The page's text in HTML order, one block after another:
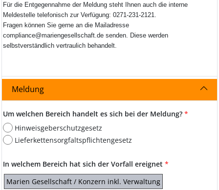
Für die Entgegennahme der Meldung steht Ihnen auch die interne
Meldestelle telefonisch zur Verfügung: 0271-231-2121.
Fragen können Sie gerne an die Mailadresse
compliance@mariengesellschaft.de senden. Diese werden
selbstverständlich vertraulich behandelt.
Meldung
Um welchen Bereich handelt es sich bei der Meldung? *
Hinweisgeberschutzgesetz
Lieferkettensorgfaltspflichtengesetz
In welchem Bereich hat sich der Vorfall ereignet *
Marien Gesellschaft / Konzern inkl. Verwaltung